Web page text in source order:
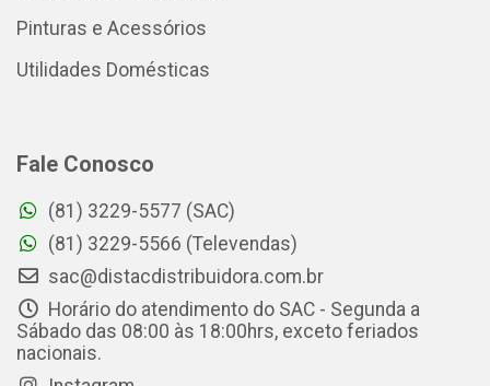
Pinturas e Acessórios
Utilidades Domésticas
Fale Conosco
(81) 3229-5577 (SAC)
(81) 3229-5566 (Televendas)
sac@distacdistribuidora.com.br
Horário do atendimento do SAC - Segunda a
Sábado das 08:00 às 18:00hrs, exceto feriados
nacionais.